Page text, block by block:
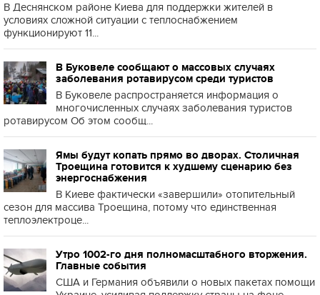
В Деснянском районе Киева для поддержки жителей в
условиях сложной ситуации с теплоснабжением
функционируют 11...
В Буковеле сообщают о массовых случаях
заболевания ротавирусом среди туристов
В Буковеле распространяется информация о
многочисленных случаях заболевания туристов
ротавирусом Об этом сообщ...
Ямы будут копать прямо во дворах. Столичная
Троещина готовится к худшему сценарию без
энергоснабжения
В Киеве фактически «завершили» отопительный
сезон для массива Троещина, потому что единственная
теплоэлектроце...
Утро 1002-го дня полномасштабного вторжения.
Главные события
США и Германия объявили о новых пакетах помощи